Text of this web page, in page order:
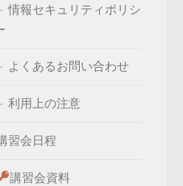
情報セキュリティポリシ
よくあるお問い合わせ
利用上の注意
習会日程
講習会資料